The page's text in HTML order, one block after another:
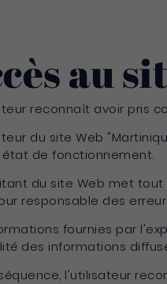
au
reconnaît avoir pris
du site Web
de fonctionnement.
du site Web met
responsable des
fournies par
des informations
l'utilisateur